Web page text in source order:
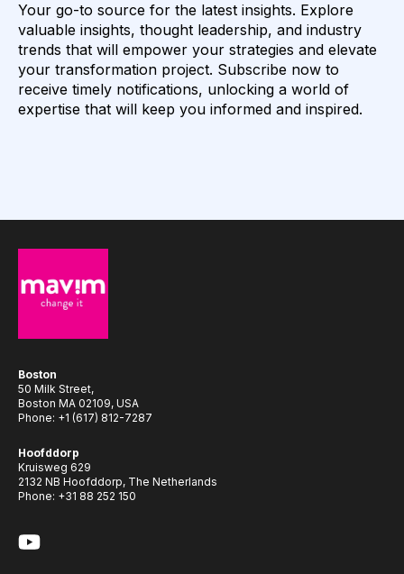
Your go-to source for the latest insights. Explore
valuable insights, thought leadership, and industry
trends that will empower your strategies and elevate
your transformation project. Subscribe now to
receive timely notifications, unlocking a world of
expertise that will keep you informed and inspired.
Boston
50 Milk Street,
Boston MA 02109, USA
Phone: +1 (617) 812-7287
Hoofddorp
Kruisweg 629
2132 NB Hoofddorp, The Netherlands
Phone: +31 88 252 150